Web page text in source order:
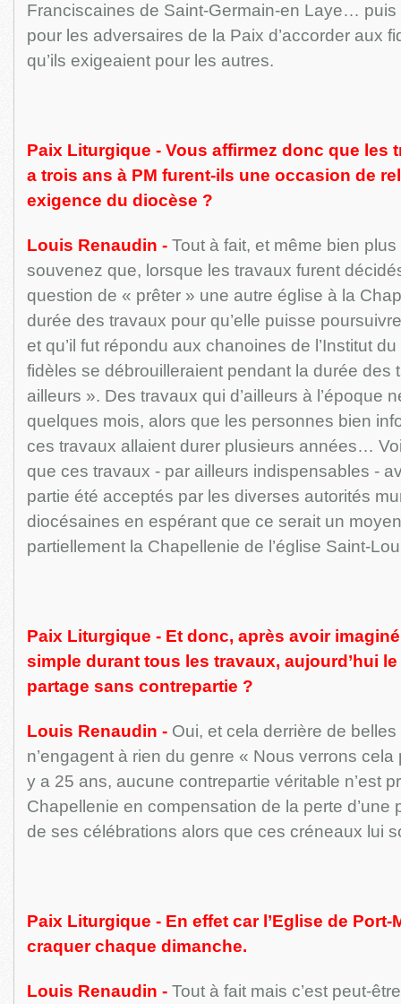
Franciscaines de Saint-Germain-en Laye… puis
pour les adversaires de la Paix d’accorder aux
qu’ils exigeaient pour les autres.
Paix Liturgique - Vous affirmez donc que les
a trois ans à PM furent-ils une occasion de
exigence du diocèse ?
Louis Renaudin -Tout à fait, et même bien
souvenez que, lorsque les travaux furent
question de « prêter » une autre église à la
durée des travaux pour qu’elle puisse
et qu’il fut répondu aux chanoines de l’Institut
fidèles se débrouilleraient pendant la durée des
ailleurs ». Des travaux qui d’ailleurs à l’époque
quelques mois, alors que les personnes bien
ces travaux allaient durer plusieurs années…
que ces travaux - par ailleurs indispensables -
partie été acceptés par les diverses autorités
diocésaines en espérant que ce serait un
partiellement la Chapellenie de l’église Saint-
Paix Liturgique - Et donc, après avoir
simple durant tous les travaux, aujourd’hui
partage sans contrepartie ?
Louis Renaudin -Oui, et cela derrière de belles
n’engagent à rien du genre « Nous verrons cela
y a 25 ans, aucune contrepartie véritable n’est
Chapellenie en compensation de la perte d’une
de ses célébrations alors que ces créneaux lui
Paix Liturgique - En effet car l’Eglise de Port-
craquer chaque dimanche.
Louis Renaudin -Tout à fait mais c’est peut-